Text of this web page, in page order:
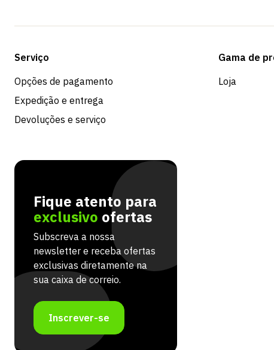
Serviço
Opções de pagamento
Expedição e entrega
Devoluções e serviço
Gama de
Loja
Fique atento para
exclusivo ofertas
Subscreva a nossa
newsletter e receba ofertas
exclusivas diretamente na
sua caixa de correio.
Inscrever-se